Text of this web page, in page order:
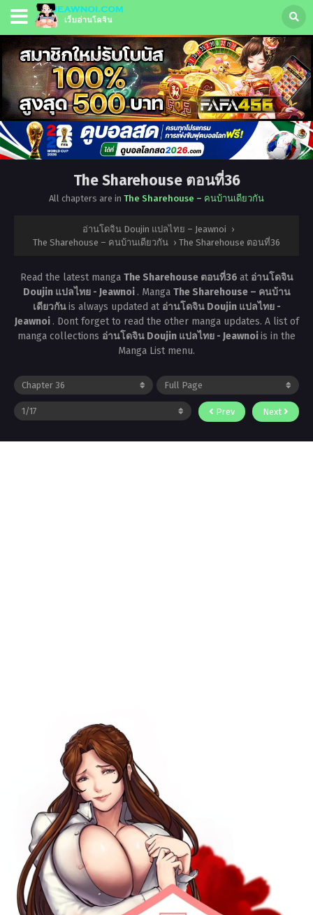
The Sharehouse ตอนที่36
All chapters are in The Sharehouse – คนบ้านเดียวกัน
อ่านโดจิน Doujin แปลไทย – Jeawnoi ›
The Sharehouse – คนบ้านเดียวกัน › The Sharehouse ตอนที่36
Read the latest manga The Sharehouse ตอนที่36 at อ่านโดจิน
Doujin แปลไทย - Jeawnoi . Manga The Sharehouse – คนบ้าน
เดียวกันis always updated at อ่านโดจิน Doujin แปลไทย -
Jeawnoi . Dont forget to read the other manga updates. A list of
manga collections อ่านโดจิน Doujin แปลไทย - Jeawnoiis in the
Manga List menu.
Prev Next